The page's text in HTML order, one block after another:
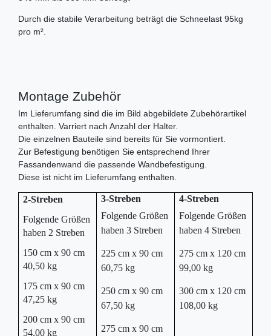
Durch die stabile Verarbeitung beträgt die Schneelast 95kg
pro m².
Montage Zubehör
Im Lieferumfang sind die im Bild abgebildete Zubehörartikel
enthalten. Varriert nach Anzahl der Halter.
Die einzelnen Bauteile sind bereits für Sie vormontiert.
Zur Befestigung benötigen Sie entsprechend Ihrer
Fassandenwand die passende Wandbefestigung.
Diese ist nicht im Lieferumfang enthalten.
2-Streben
Folgende Größen
haben 2 Streben
150 cm x 90 cm
40,50 kg
175 cm x 90 cm
47,25 kg
200 cm x 90 cm
54,00 kg
3-Streben
Folgende Größen
haben 3 Streben
225 cm x 90 cm
60,75 kg
250 cm x 90 cm
67,50 kg
275 cm x 90 cm
4-Streben
Folgende Größen
haben 4 Streben
275 cm x 120 cm
99,00 kg
300 cm x 120 cm
108,00 kg